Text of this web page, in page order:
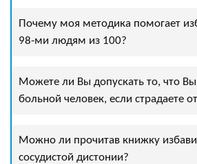
Почему моя методика помогает
98-ми людям из 100?
Можете ли Вы допускать то, что Вы
больной человек, если страдаете
Можно ли прочитав книжку
сосудистой дистонии?